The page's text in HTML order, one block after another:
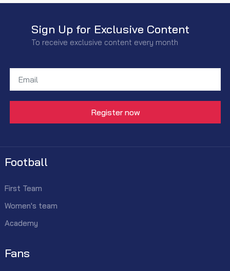
Sign Up for Exclusive Content
To receive exclusive content every month
Football
First Team
Women's team
Academy
Fans